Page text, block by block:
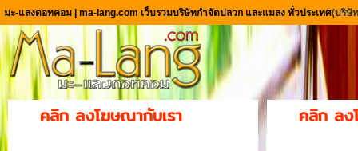
มะ-แลงดอทคอม | ma-lang.com เว็บรวมบริษัทกำจัดปลวก และแมลง ทั่วประเทศ(บริษั
คลิก ลงโฆษณากับเรา คลิก ลง